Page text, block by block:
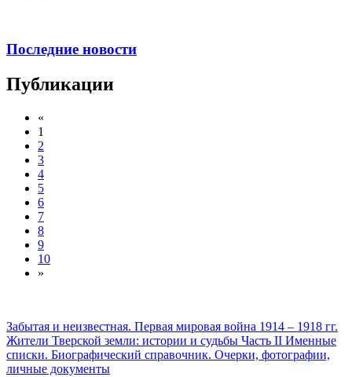
Последние новости
Публикации
«
1
2
3
4
5
6
7
8
9
10
»
Забытая и неизвестная. Первая мировая война 1914 – 1918 гг.
Жители Тверской земли: истории и судьбы Часть II Именные
списки. Биографический справочник. Очерки, фотографии,
личные документы